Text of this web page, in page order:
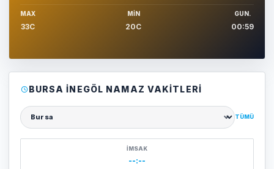
MAX
33C
MIN
20C
GUN.
00:59
BURSA İNEGÖL NAMAZ VAKITLERI
Şehir seçin
TÜMÜ
İMSAK
--:--